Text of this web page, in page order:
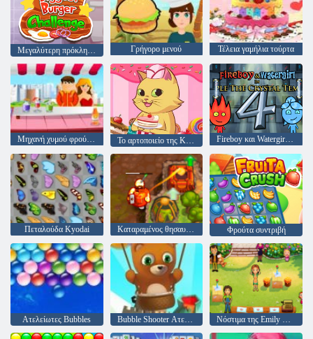
Γρήγορο μενού Τέλεια γαμήλια τούρτα
Μηχανή χυμού φρούτων Fireboy και Watergirl 4: Crystal Temple
Πεταλούδα Kyodai Καταραμένος θησαυρός 2 Φρούτα συντριβή
Ατελείωτες Bubbles Bubble Shooter Ατελείωτες Νόστιμα της Emily Home Sweet Home